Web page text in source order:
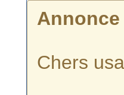
Annonce
Chers